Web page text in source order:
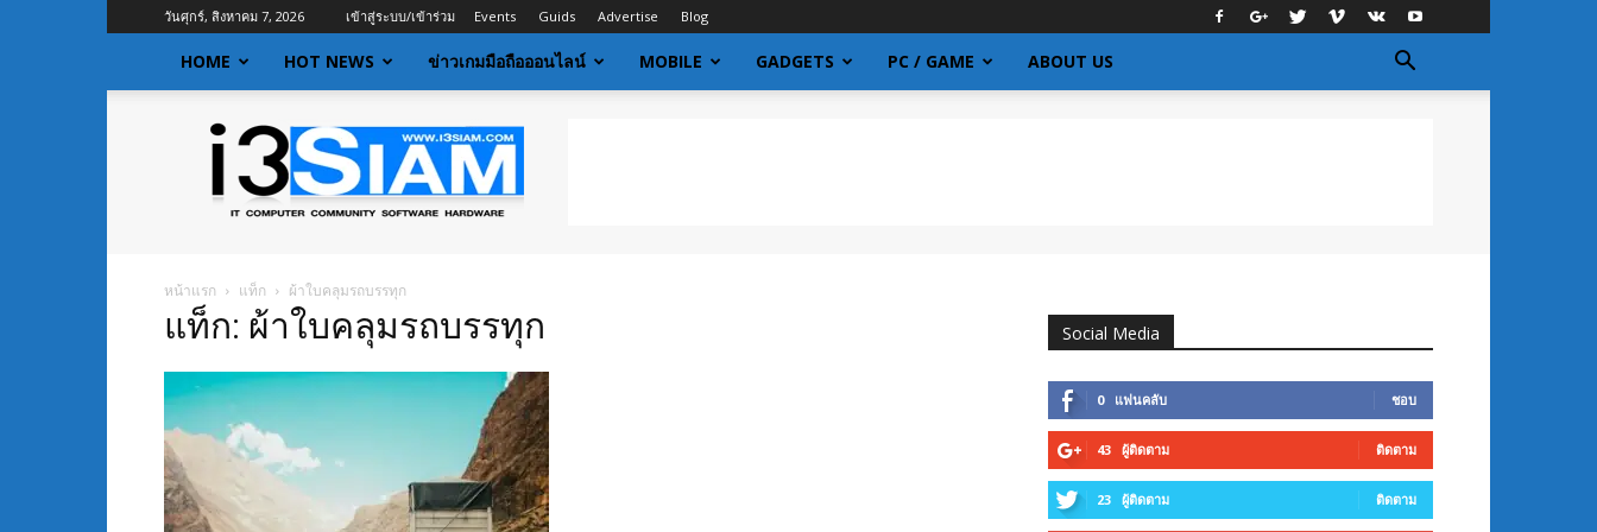
วันศุกร์, สิงหาคม 7, 2026 เข้าสู่ระบบ/เข้าร่วม Events Guids Advertise Blog
HOME HOT NEWS ข่าวเกมมือถือออนไลน์ MOBILE GADGETS PC / GAME ABOUT US
I3siam
ข่าว
ไอที
ข่าวสาร
เกี่ยว
กับ
เทคโนโลยี
หน้าแรก แท็ก ผ้าใบคลุมรถบรรทุก
แท็ก: ผ้าใบคลุมรถบรรทุก Social Media
0 แฟนคลับ ชอบ
43 ผู้ติดตาม ติดตาม
23 ผู้ติดตาม ติดตาม